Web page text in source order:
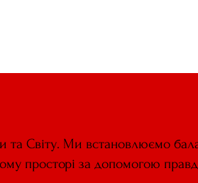
та Світу. Ми встановлюємо
просторі за допомогою